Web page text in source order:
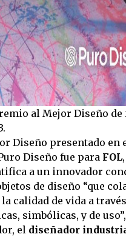
al Mejor Diseño de
Diseño presentado en
Diseño fue para FOL
a un innovador
de diseño “que
calidad de vida a
simbólicas, y de
el diseñador